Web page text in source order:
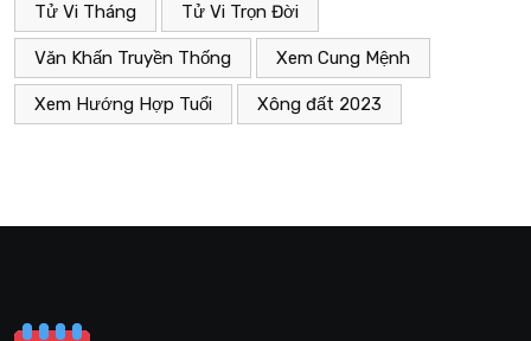
Tử Vi Tháng Tử Vi Trọn Đời
Văn Khấn Truyền Thống Xem Cung Mệnh
Xem Hướng Hợp Tuổi Xông đất 2023